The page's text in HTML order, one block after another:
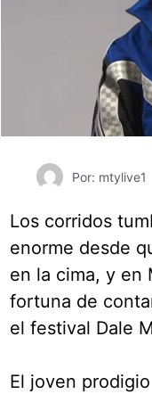
Por: mtylive1
Los corridos
enorme desde
en la cima, y en
fortuna de
el festival Dale
El joven